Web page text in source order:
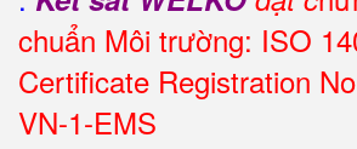
chuẩn Môi trường: ISO
Certificate Registration
VN-1-EMS